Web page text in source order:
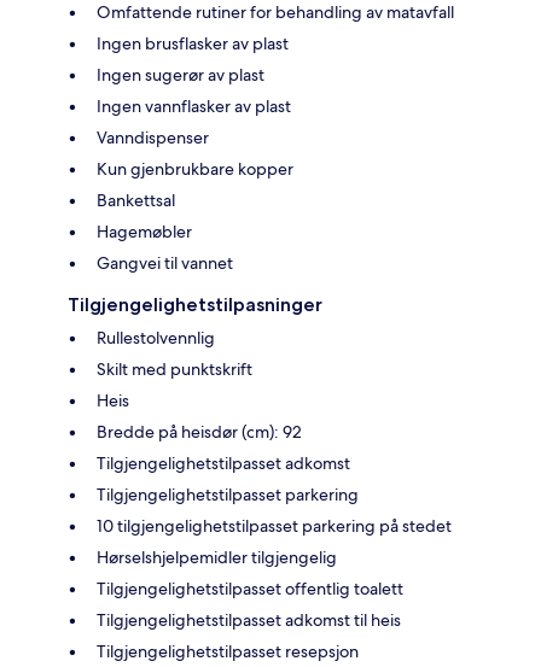
Omfattende rutiner for behandling av matavfall
Ingen brusflasker av plast
Ingen sugerør av plast
Ingen vannflasker av plast
Vanndispenser
Kun gjenbrukbare kopper
Bankettsal
Hagemøbler
Gangvei til vannet
Tilgjengelighetstilpasninger
Rullestolvennlig
Skilt med punktskrift
Heis
Bredde på heisdør (cm): 92
Tilgjengelighetstilpasset adkomst
Tilgjengelighetstilpasset parkering
10 tilgjengelighetstilpasset parkering på stedet
Hørselshjelpemidler tilgjengelig
Tilgjengelighetstilpasset offentlig toalett
Tilgjengelighetstilpasset adkomst til heis
Tilgjengelighetstilpasset resepsjon